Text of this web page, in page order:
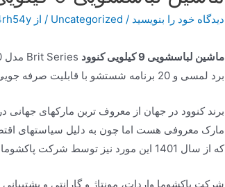
دیدگاه‌ خود را بنویسید /
Uncategorized / از
ماشین لباسشویی 9 کیلویی کنوود
برد لمسی و 20 برنامه شستشو با قابلیت صرفه جویی در آب و برق می باشد.
برند کنوود در جهان از معروف تربن مارکهای
مارک معروفی هست اما چون به دلیل سیاستهای
که از سال 1401 این مورد نیز توسط شرکت پاکشوما برطرف شد.